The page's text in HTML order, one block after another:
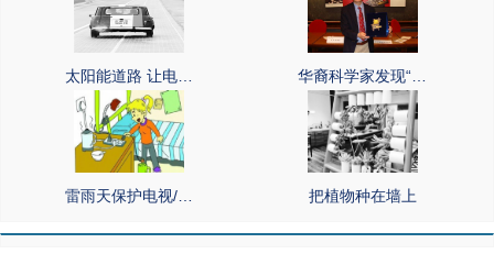
太阳能道路 让电… 华裔科学家发现“…
雷雨天保护电视/… 把植物种在墙上